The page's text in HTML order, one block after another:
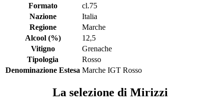
Formato
cl.75
Nazione
Italia
Regione
Marche
Alcool (%)
12,5
Vitigno
Grenache
Tipologia
Rosso
Denominazione Estesa Marche IGT Rosso
La selezione di Mirizzi